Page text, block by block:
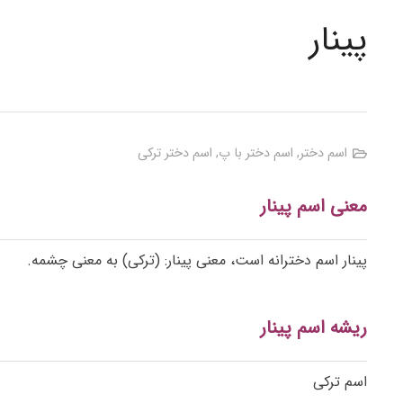
پینار
اسم دختر, اسم دختر با پ, اسم دختر ترکی
معنی اسم پینار
پینار اسم دخترانه است، معنی پینار: (ترکی) به معنی چشمه.
ریشه اسم پینار
اسم ترکی